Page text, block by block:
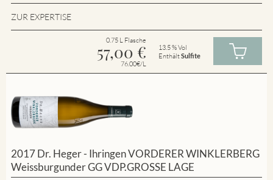
ZUR EXPERTISE
0.75 L Flasche
57,00 €
76.00€/L
13.5 % Vol
EnthältSulfite
2017 Dr. Heger - Ihringen VORDERER WINKLERBERG
Weissburgunder GG VDP.GROSSE LAGE